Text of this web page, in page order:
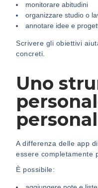
monitorare abitudini
organizzare studio o
annotare idee e
Scrivere gli obiettivi
concreti.
Uno
A differenza delle app
essere completamente
È possibile: